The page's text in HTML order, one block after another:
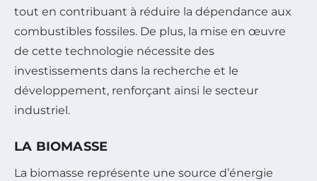
tout en contribuant à réduire la dépendance aux
combustibles fossiles. De plus, la mise en œuvre
de cette technologie nécessite des
investissements dans la recherche et le
développement, renforçant ainsi le secteur
industriel.
LA BIOMASSE
La biomasse représente une source d’énergie